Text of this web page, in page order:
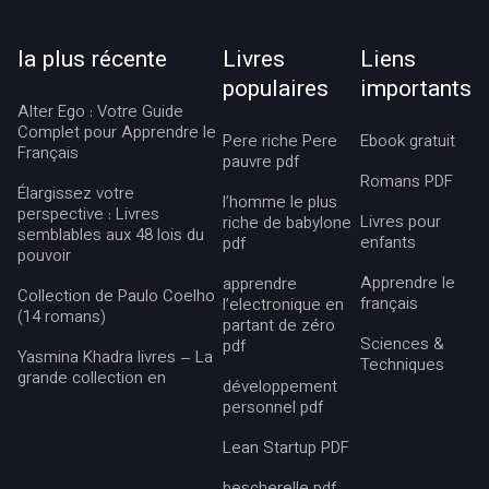
la plus récente
Alter Ego : Votre Guide
Complet pour Apprendre le
Français
Élargissez votre
perspective : Livres
semblables aux 48 lois du
pouvoir
Collection de Paulo Coelho
(14 romans)
Yasmina Khadra livres – La
grande collection en
Livres
populaires
Pere riche Pere
pauvre pdf
l’homme le plus
riche de babylone
pdf
apprendre
l’electronique en
partant de zéro
pdf
développement
personnel pdf
Lean Startup PDF
Liens
importants
Ebook gratuit
Romans PDF
Livres pour
enfants
Apprendre le
français
Sciences &
Techniques